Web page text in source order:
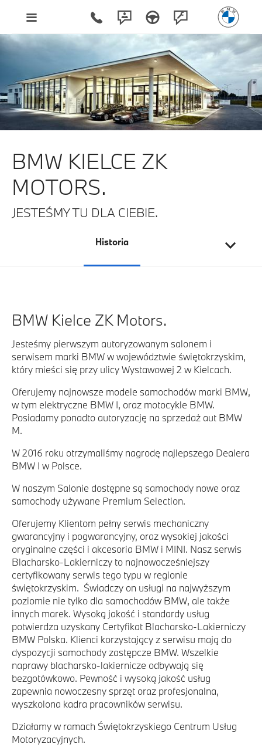
BMW Kielce ZK Motors.
BMW KIELCE ZK
MOTORS.
JESTEŚMY TU DLA CIEBIE.
Historia
BMW Kielce ZK Motors.
Jesteśmy pierwszym autoryzowanym salonem i
serwisem marki BMW w województwie świętokrzyskim,
który mieści się przy ulicy Wystawowej 2 w Kielcach.
Oferujemy najnowsze modele samochodów marki BMW,
w tym elektryczne BMW I, oraz motocykle BMW.
Posiadamy ponadto autoryzację na sprzedaż aut BMW
M.
W 2016 roku otrzymaliśmy nagrodę najlepszego Dealera
BMW I w Polsce.
W naszym Salonie dostępne są samochody nowe oraz
samochody używane Premium Selection.
Oferujemy Klientom pełny serwis mechaniczny
gwarancyjny i pogwarancyjny, oraz wysokiej jakości
oryginalne części i akcesoria BMW i MINI. Nasz serwis
Blacharsko-Lakierniczy to najnowocześniejszy
certyfikowany serwis tego typu w regionie
świętokrzyskim. Świadczy on usługi na najwyższym
poziomie nie tylko dla samochodów BMW, ale także
innych marek. Wysoką jakość i standardy usług
potwierdza uzyskany Certyfikat Blacharsko-Lakierniczy
BMW Polska. Klienci korzystający z serwisu mają do
dyspozycji samochody zastępcze BMW. Wszelkie
naprawy blacharsko-lakiernicze odbywają się
bezgotówkowo. Pewność i wysoką jakość usług
zapewnia nowoczesny sprzęt oraz profesjonalna,
wyszkolona kadra pracowników serwisu.
Działamy w ramach Świętokrzyskiego Centrum Usług
Motoryzacyjnych.